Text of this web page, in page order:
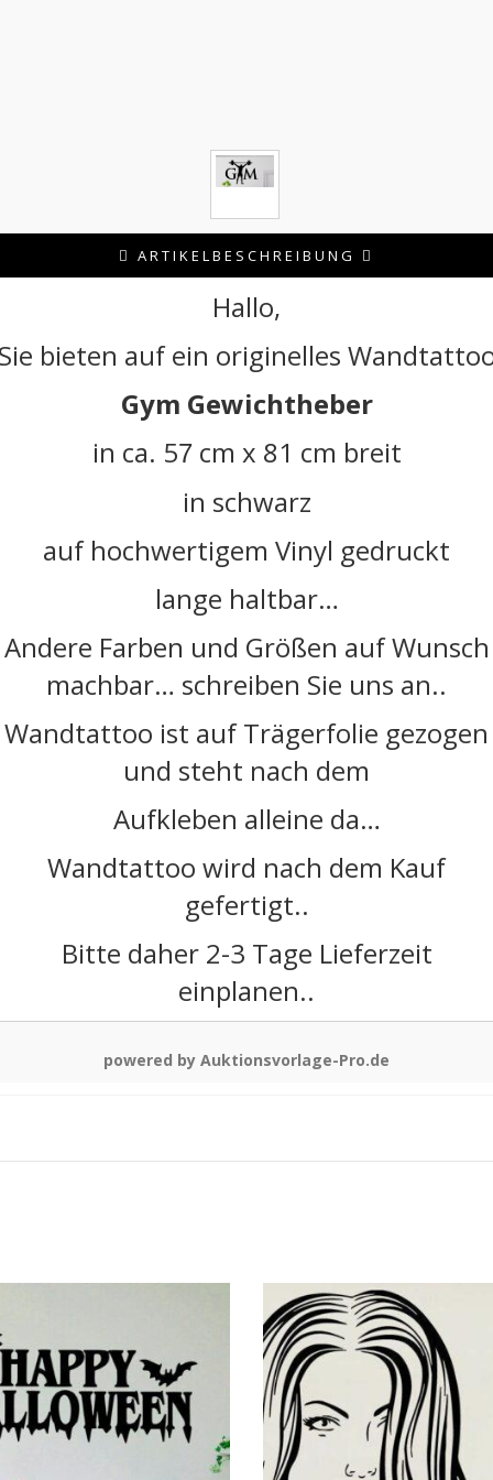
ARTIKELBESCHREIBUNG
Hallo,
bieten auf ein originelles
Gym Gewichtheber
in ca. 57cm x 81 cm breit
in schwarz
auf hochwertigem Vinyl gedruckt
lange haltbar…
Andere Farben und Größen auf Wunsch
machbar… schreiben Sie uns an..
Wandtattoo ist auf Trägerfolie gezogen
und steht nach dem
Aufkleben alleine da…
Wandtattoo wird nach dem Kauf
gefertigt..
Bitte daher 2-3 Tage Lieferzeit
einplanen..
powered by Auktionsvorlage-Pro.de